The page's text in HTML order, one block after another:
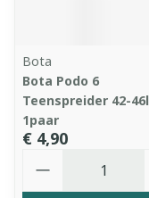
Bota
Bota Podo 6
Teenspreider 42-46l
1paar
€ 4,90